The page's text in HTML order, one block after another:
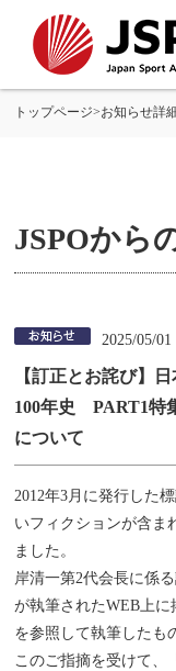
トップページ>お知らせ詳
JSPOから
2025/05/01
【訂正とお詫び】
100年史 PART1特
について
2012年3月に発行した
いフィクションが含ま
ました。
岸清一第2代会長に係
が執筆されたWEB上
を参照して執筆したも
このご指摘を受けて、